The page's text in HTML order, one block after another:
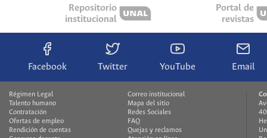
Repositorio
institucional
Portal de
revistas
Facebook Twitter YouTube Email
Régimen Legal
Talento humano
Contratación
Ofertas de empleo
Rendición de cuentas
Correo institucional
Mapa del sitio
Redes Sociales
FAQ
Quejas y reclamos